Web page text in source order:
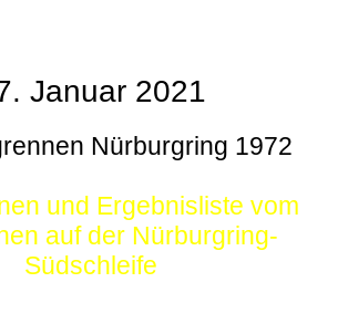
Januar 2021
Nürburgring 1972
und Ergebnisliste vom
auf der Nürburgring-
Südschleife